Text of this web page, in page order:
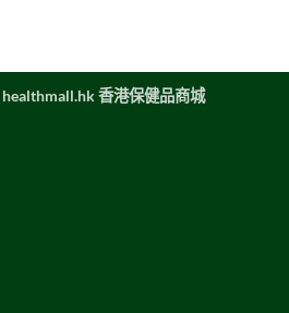
healthmall.hk 香港保健品商城